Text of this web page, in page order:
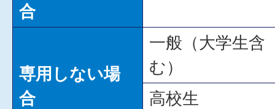
合
専用しない場
合
一般（大学生含
む）
高校生